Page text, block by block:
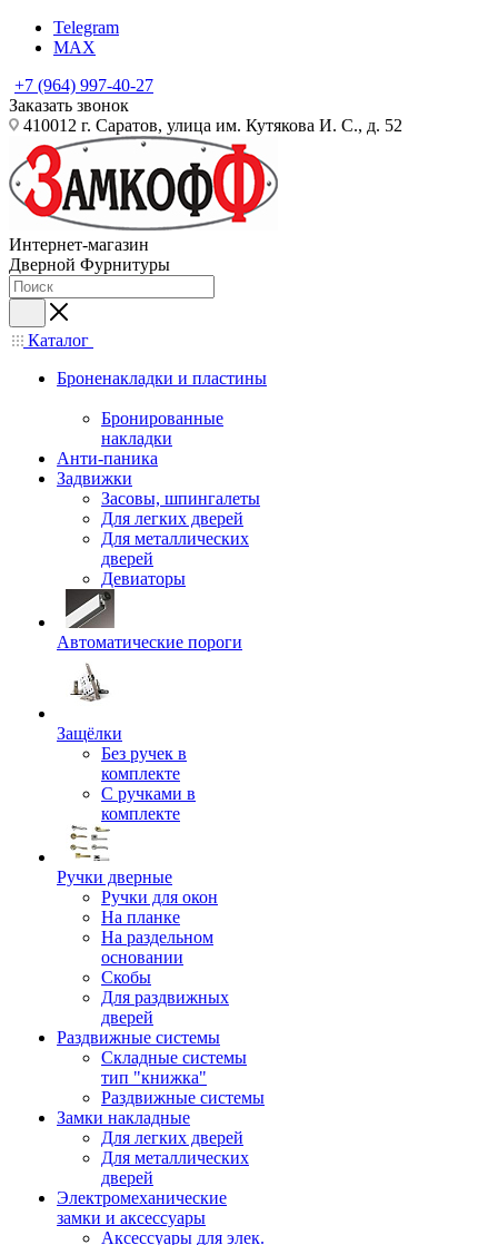
Telegram
MAX
+7 (964) 997-40-27
Заказать звонок
410012 г. Саратов, улица им. Кутякова И. С., д. 52
Интернет-магазин
Дверной Фурнитуры
Каталог
Броненакладки и пластины
Бронированные
накладки
Анти-паника
Задвижки
Засовы, шпингалеты
Для легких дверей
Для металлических
дверей
Девиаторы
Автоматические пороги
Защёлки
Без ручек в
комплекте
С ручками в
комплекте
Ручки дверные
Ручки для окон
На планке
На раздельном
основании
Скобы
Для раздвижных
дверей
Раздвижные системы
Складные системы
тип "книжка"
Раздвижные системы
Замки накладные
Для легких дверей
Для металлических
дверей
Электромеханические
замки и аксессуары
Аксессуары для элек.